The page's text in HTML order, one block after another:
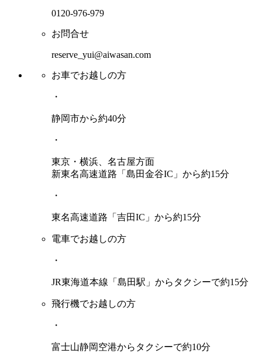
0120-976-979
お問合せ
reserve_yui@aiwasan.com
お車でお越しの方
・
静岡市から約40分
・
東京・横浜、名古屋方面
新東名高速道路「島田金谷IC」から約15分
・
東名高速道路「吉田IC」から約15分
電車でお越しの方
・
JR東海道本線「島田駅」からタクシーで約15分
飛行機でお越しの方
・
富士山静岡空港からタクシーで約10分